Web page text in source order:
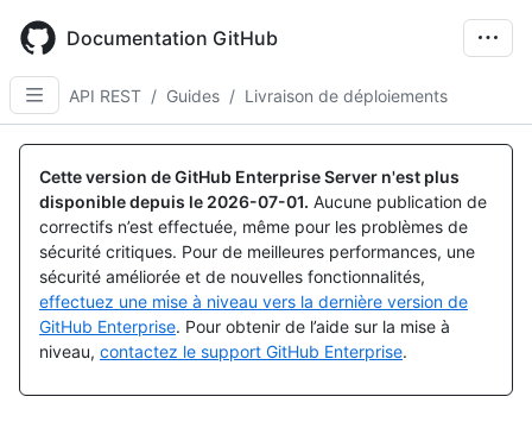
main
content
Documentation GitHub
API REST / Guides / Livraison de déploiements
Cette version de GitHub Enterprise Server n'est plus
disponible depuis le 2026-07-01. Aucune publication de
correctifs n’est effectuée, même pour les problèmes de
sécurité critiques. Pour de meilleures performances, une
sécurité améliorée et de nouvelles fonctionnalités,
effectuez une mise à niveau vers la dernière version de
GitHub Enterprise. Pour obtenir de l’aide sur la mise à
niveau, contactez le support GitHub Enterprise.